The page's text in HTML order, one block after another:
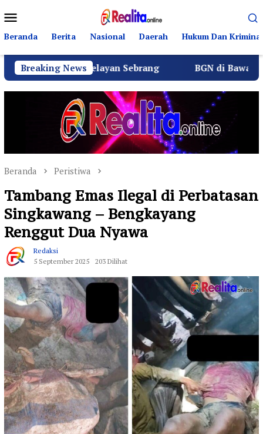
ke
kontenMobile
Beranda Berita Nasional Daerah Hukum Dan Kriminal
Breaking News
Nelayan Sebrang BGN di Bawah Sudaryono
Beranda Peristiwa
Tambang Emas Ilegal di Perbatasan
Singkawang – Bengkayang
Renggut Dua Nyawa
Redaksi
5 September 2025
203 Dilihat